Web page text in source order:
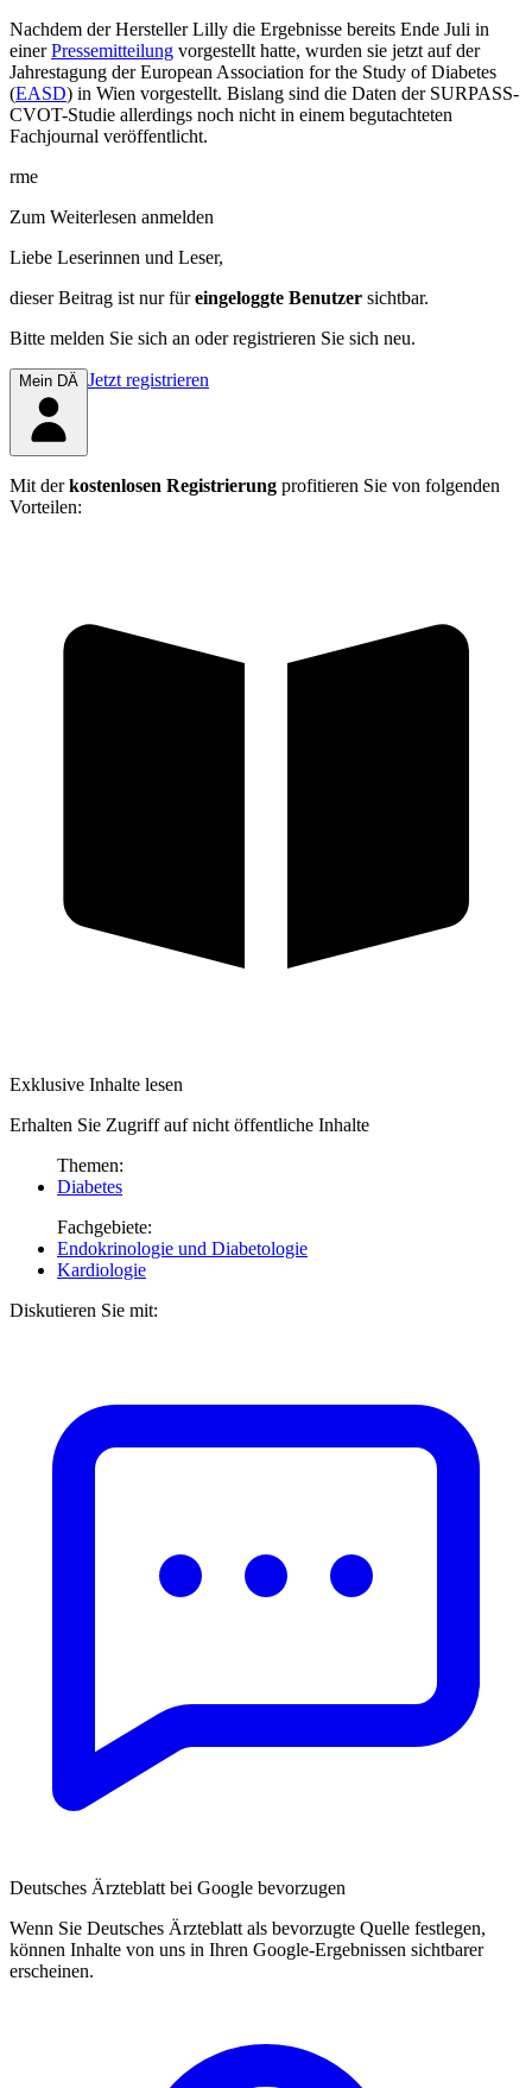
Nachdem der Hersteller Lilly die Ergebnisse bereits Ende Juli in
einerPressemitteilung vorgestellt hatte, wurden sie jetzt auf der
Jahrestagung der European Association for the Study of Diabetes
(EASD) in Wien vorgestellt. Bislang sind die Daten der SURPASS-
CVOT-Studie allerdings noch nicht in einem begutachteten
Fachjournal veröffentlicht.
rme
Zum Weiterlesen anmelden
Liebe Leserinnen und Leser,
dieser Beitrag ist nur füreingeloggte Benutzer sichtbar.
Bitte melden Sie sich an oder registrieren Sie sich neu.
Mein DÄ Jetzt registrieren
Mit derkostenlosen Registrierung profitieren Sie von folgenden
Vorteilen:
Exklusive Inhalte lesen
Erhalten Sie Zugriff auf nicht öffentliche Inhalte
Themen:
Diabetes
Fachgebiete:
Endokrinologie und Diabetologie
Kardiologie
Diskutieren Sie mit:
Deutsches Ärzteblatt bei Google bevorzugen
Wenn Sie Deutsches Ärzteblatt als bevorzugte Quelle festlegen,
können Inhalte von uns in Ihren Google-Ergebnissen sichtbarer
erscheinen.